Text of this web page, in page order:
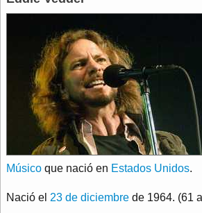
Músico que nació en Estados Unidos.
Nació el 23 de diciembre de 1964. (61